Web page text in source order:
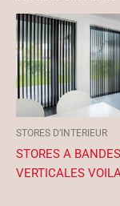
STORES D’INTERIEUR
STORES A BANDES
VERTICALES